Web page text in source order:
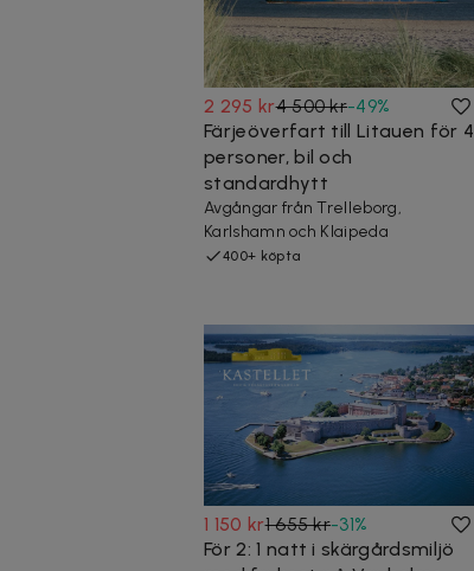
2 295 kr4 500 kr-49%
Färjeöverfart till Litauen för 4
personer, bil och
standardhytt
Avgångar från Trelleborg,
Karlshamn och Klaipeda
400+ köpta
1 150 kr1 655 kr-31%
För 2: 1 natt i skärgårdsmiljö